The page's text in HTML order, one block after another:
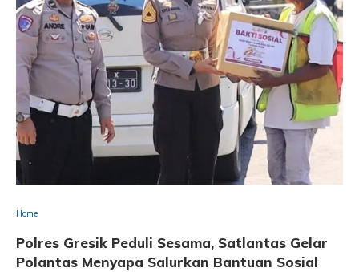
Home
Polres Gresik Peduli Sesama, Satlantas Gelar
Polantas Menyapa Salurkan Bantuan Sosial